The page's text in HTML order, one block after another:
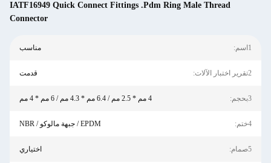
IATF16949 Quick Connect Fittings .Pdm Ring Male Thread
Connector
1اسم: مناسب
2تقرير اختبار الآلات: قدمت
3بحجم: 4 مم * 2.5 مم / 6.4 مم * 4.3 مم / 6 مم * 4 مم
4ختم: EPDM / جبهة مالوكو / NBR
5صمام: اختياري